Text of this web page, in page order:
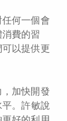
何一個會
費的習
以提供更
加快開發
。許敏說